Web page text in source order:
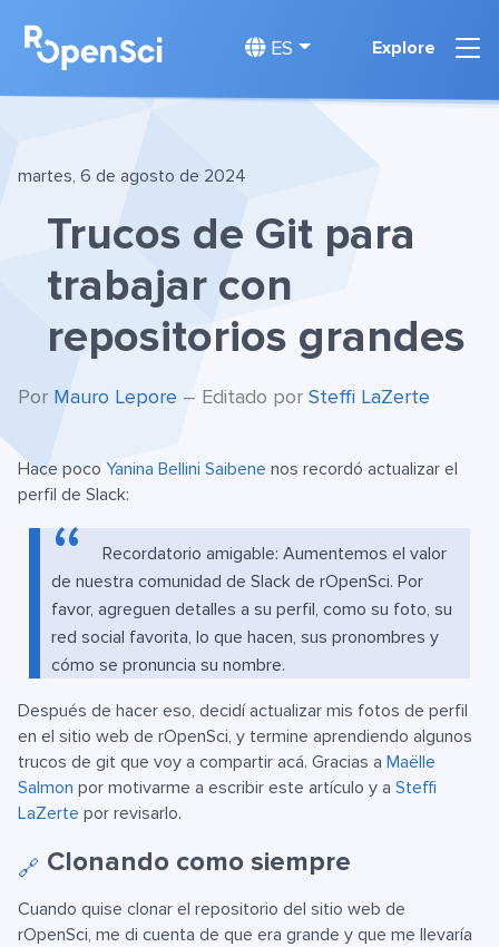
ES Explore
martes, 6 de agosto de 2024
Trucos de Git para
trabajar con
repositorios grandes
Por Mauro Lepore – Editado por Steffi LaZerte
Hace poco Yanina Bellini Saibene nos recordó actualizar el
perfil de Slack:
Recordatorio amigable: Aumentemos el valor
de nuestra comunidad de Slack de rOpenSci. Por
favor, agreguen detalles a su perfil, como su foto, su
red social favorita, lo que hacen, sus pronombres y
cómo se pronuncia su nombre.
Después de hacer eso, decidí actualizar mis fotos de perfil
en el sitio web de rOpenSci, y termine aprendiendo algunos
trucos de git que voy a compartir acá. Gracias a Maëlle
Salmon por motivarme a escribir este artículo y a Steffi
LaZerte por revisarlo.
🔗 Clonando como siempre
Cuando quise clonar el repositorio del sitio web de
rOpenSci, me di cuenta de que era grande y que me llevaría